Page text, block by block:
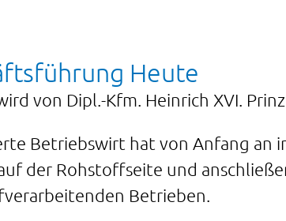
Heute
von Dipl.-Kfm. Heinrich XVI.
Betriebswirt hat von Anfang an
der Rohstoffseite und
Betrieben.